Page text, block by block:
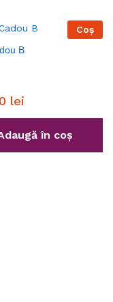
Coș
B
lei
în coș